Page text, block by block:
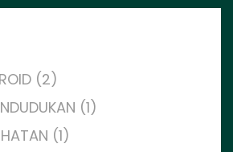
(2)
(1)
(1)